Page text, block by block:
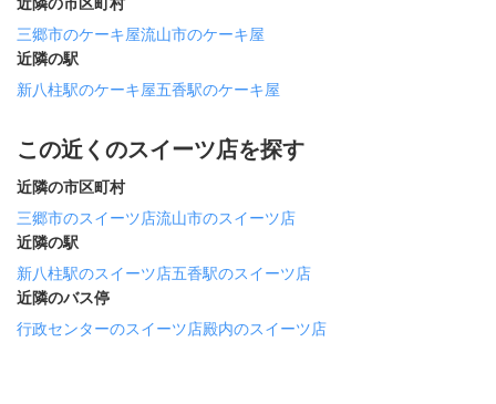
近隣の市区町村
三郷市のケーキ屋流山市のケーキ屋
近隣の駅
新八柱駅のケーキ屋五香駅のケーキ屋
この近くのスイーツ店を探す
近隣の市区町村
三郷市のスイーツ店流山市のスイーツ店
近隣の駅
新八柱駅のスイーツ店五香駅のスイーツ店
近隣のバス停
行政センターのスイーツ店殿内のスイーツ店